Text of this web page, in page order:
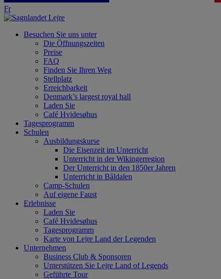
Fr
Besuchen Sie uns unter
Die Öffnungszeiten
Preise
FAQ
Finden Sie Ihren Weg
Stellplatz
Erreichbarkeit
Denmark’s largest royal hall
Laden Sie
Café Hvidesøhus
Tagesprogramm
Schulen
Ausbildungskurse
Die Eisenzeit im Unterricht
Unterricht in der Wikingerregion
Der Unterricht in den 1850er Jahren
Unterricht in Båldalen
Camp-Schulen
Auf eigene Faust
Erlebnisse
Laden Sie
Café Hvidesøhus
Tagesprogramm
Karte von Lejre Land der Legenden
Unternehmen
Business Club & Sponsoren
Unterstützen Sie Lejre Land of Legends
Geführte Tour